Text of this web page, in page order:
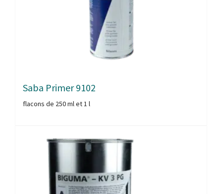
Saba Primer 9102
flacons de 250 ml et 1 l